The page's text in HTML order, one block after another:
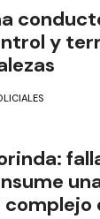
y
complejo